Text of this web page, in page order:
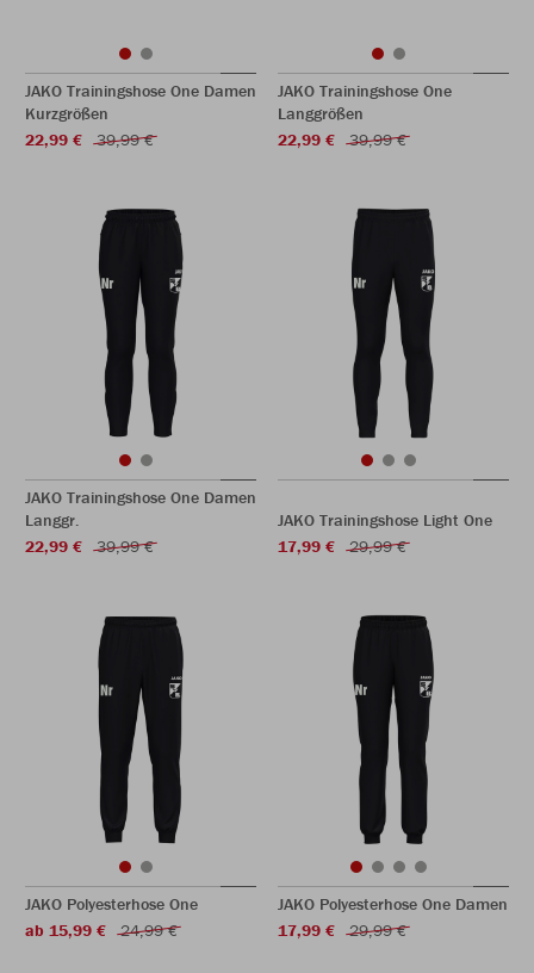
JAKO Trainingshose One Damen
Kurzgrößen
22,99 €
39,99 €
JAKO Trainingshose One
Langgrößen
22,99 €
39,99 €
JAKO Trainingshose One Damen
Langgr.
22,99 €
39,99 €
JAKO Trainingshose Light One
17,99 €
29,99 €
JAKO Polyesterhose One
ab 15,99 €
24,99 €
JAKO Polyesterhose One Damen
17,99 €
29,99 €